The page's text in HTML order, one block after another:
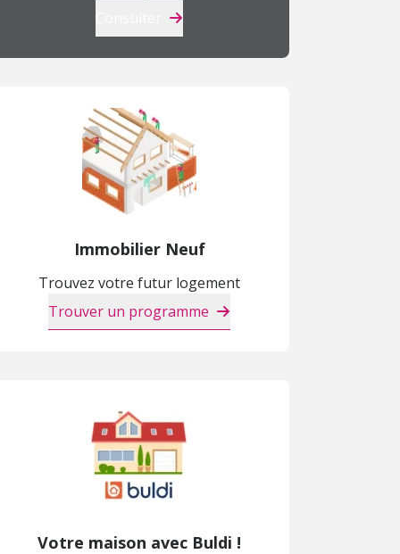
Immobilier Neuf
Trouvez votre futur logement
Trouver un programme
Votre maison avec Buldi !